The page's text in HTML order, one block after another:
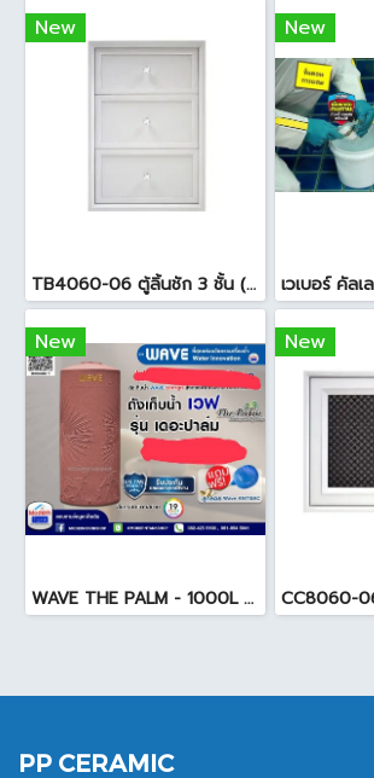
New
TB4060-06 ตู้ลิ้นชัก 3 ชั้น ( 45.7 x 54 x 65.5cm ) สีขาว
New
New
WAVE THE PALM - 1000L ถังเก็บน้ำ ( ท่อใน+ลูกลอย ) สีแดงสยาม
New
PP CERAMIC